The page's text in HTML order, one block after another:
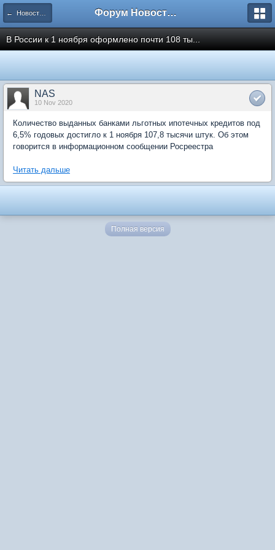
← Новости рынка недвижимости Форум Новостройки
В России к 1 ноября оформлено почти 108 ты...
NAS
10 Nov 2020
Количество выданных банками льготных ипотечных кредитов под
6,5% годовых достигло к 1 ноября 107,8 тысячи штук. Об этом
говорится в информационном сообщении Росреестра
Читать дальше
Полная версия